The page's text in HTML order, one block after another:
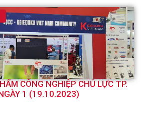
CÔNG NGHIỆP CHỦ LỰC TP.
1 (19.10.2023)